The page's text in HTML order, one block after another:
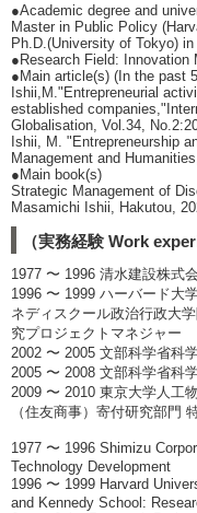
●Academic degree and
Master in Public Policy
Ph.D.(University of Tokyo)
●Research Field: Innovation
●Main article(s) (In the past
Ishii,M."Entrepreneurial
established
Globalisation, Vol.34,
Ishii, M. "Entrepreneurship
Management and
●Main book(s)
Strategic Management of
Masamichi Ishii, Hakutou,
（実務経験 Work
1977 〜 1996 清水建設株
1996 〜 1999 ハーバード大
ネディスクール政治行政大
究プロジェクトマネジャー
2002 〜 2005 文部科学省科
2005 〜 2008 文部科学省科
2009 〜 2010 東京大学人工
（住友商事）寄付研究部門
1977 〜 1996 Shimizu
Technology Development
1996 〜 1999 Harvard
and Kennedy School: